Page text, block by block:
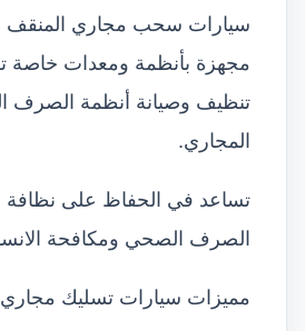
سيارات سحب مجاري المنقف
مجهزة بأنظمة ومعدات خاصة
تنظيف وصيانة أنظمة الصرف
المجاري.
تساعد في الحفاظ على
الصرف الصحي ومكافحة
مميزات سيارات تسليك